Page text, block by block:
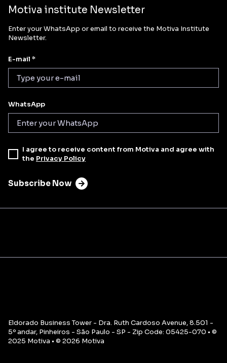
Motiva institute Newsletter
Enter your WhatsApp or email to receive the Motiva Institute
Newsletter.
E-mail *
WhatsApp
I agree to receive content from Motiva and agree with
the Privacy Policy
Subscribe Now
Eldorado Business Tower - Dra. Ruth Cardoso Avenue, 8.501 -
5º andar, Pinheiros - São Paulo - SP - Zip Code: 05425-070 • ©
2025 Motiva • © 2026 Motiva